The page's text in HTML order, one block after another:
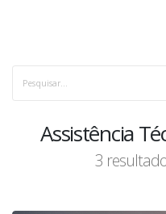
Assistência
3